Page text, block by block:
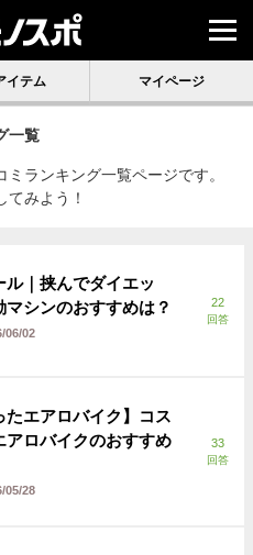
イテム マイページ
一覧
ランキング一覧ページです。
みよう！
ル｜挟んでダイエッ
マシンのおすすめは？
06/02
22
回答
たエアロバイク】コス
アロバイクのおすすめ
05/28
33
回答